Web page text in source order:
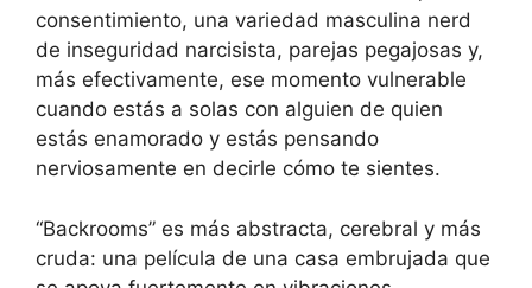
consentimiento, una variedad masculina nerd
de inseguridad narcisista, parejas pegajosas y,
más efectivamente, ese momento vulnerable
cuando estás a solas con alguien de quien
estás enamorado y estás pensando
nerviosamente en decirle cómo te sientes.
“Backrooms” es más abstracta, cerebral y más
cruda: una película de una casa embrujada que